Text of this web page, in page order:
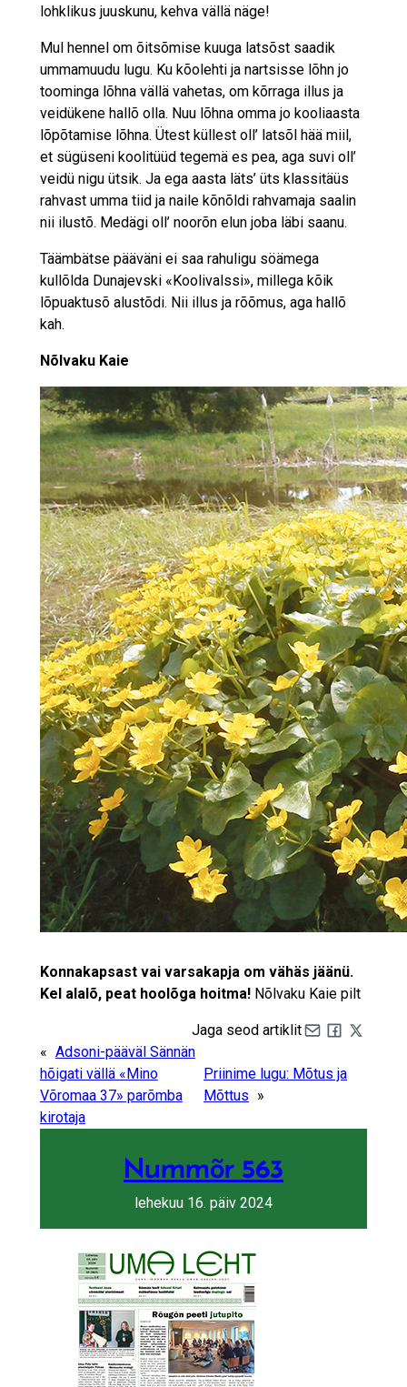
lohklikus juuskunu, kehva vällä näge!
Mul hennel om õitsõmise kuuga latsõst saadik
ummamuudu lugu. Ku kõolehti ja nartsisse lõhn jo
toominga lõhna vällä vahetas, om kõrraga illus ja
veidükene hallõ olla. Nuu lõhna omma jo kooliaasta
lõpõtamise lõhna. Ütest küllest oll’ latsõl hää miil,
et sügüseni koolitüüd tegemä es pea, aga suvi oll’
veidü nigu ütsik. Ja ega aasta läts’ üts klassitäüs
rahvast umma tiid ja naile kõnõldi rahvamaja saalin
nii ilustõ. Medägi oll’ noorõn elun joba läbi saanu.
Täämbätse pääväni ei saa rahuligu söämega
kullõlda Dunajevski «Koolivalssi», millega kõik
lõpuaktusõ alustõdi. Nii illus ja rõõmus, aga hallõ
kah.
Nõlvaku Kaie
Konnakapsast vai varsakapja om vähäs jäänü.
Kel alalõ, peat hoolõga hoitma!Nõlvaku Kaie pilt
Jaga seod artiklit
« Adsoni-pääväl Sännän
hõigati vällä «Mino
Võromaa 37» parõmba
kirotaja
Priinime lugu: Mõtus ja
Mõttus »
Nummõr 563
lehekuu 16. päiv 2024